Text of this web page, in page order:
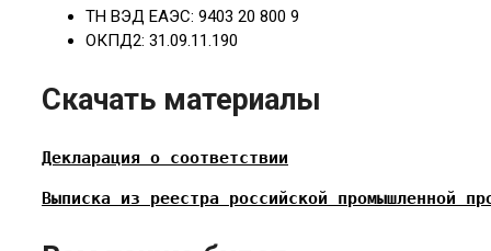
ТН ВЭД ЕАЭС: 9403 20 800 9
ОКПД2: 31.09.11.190
Скачать материалы
Декларация о соответствии
Выписка из реестра российской промышленной